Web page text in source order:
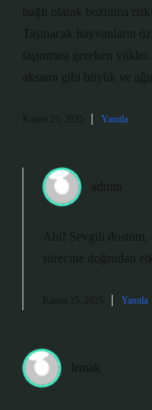
bağlı olarak bozulma
Taşınacak hayvanların
taşınması gereken
aksamı gibi büyük ve
Kasım 25, 2025 Yanıtla
admin
Abi! Sevgili dostum,
sürecine doğrudan
Kasım 25, 2025 Yanıtla
Irmak